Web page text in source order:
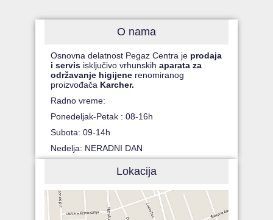
O nama
Osnovna delatnost Pegaz Centra je prodaja
i servis isključivo vrhunskihaparata za
održavanje higijene renomiranog
proizvođača Karcher.
Radno vreme:
Ponedeljak-Petak : 08-16h
Subota: 09-14h
Nedelja: NERADNI DAN
Lokacija